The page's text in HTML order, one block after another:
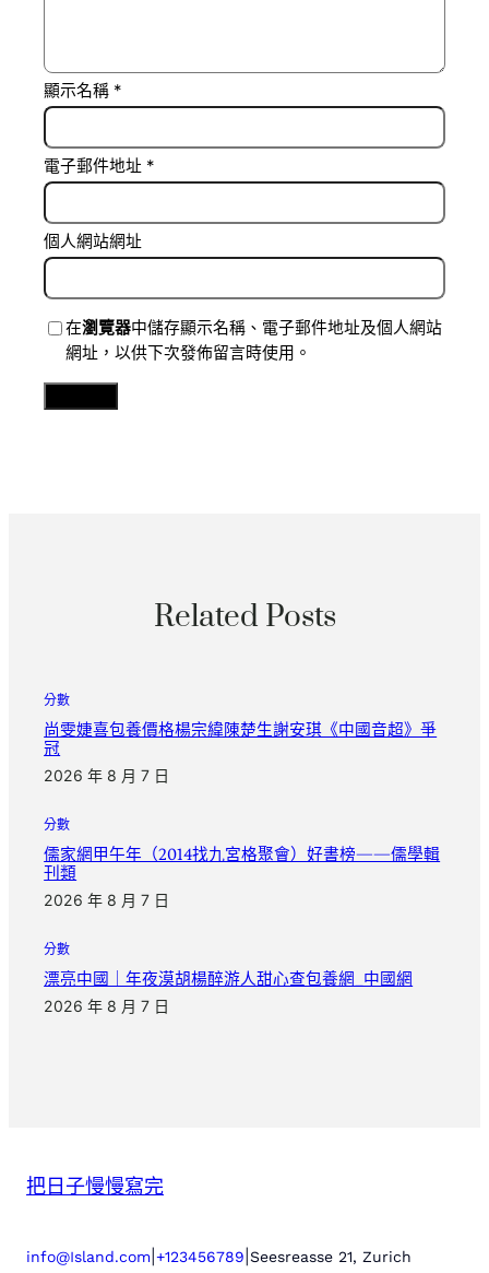
顯示名稱 *
電子郵件地址 *
個人網站網址
在瀏覽器中儲存顯示名稱、電子郵件地址及個人網站
網址，以供下次發佈留言時使用。
Related Posts
分數
尚雯婕喜包養價格楊宗緯陳楚生謝安琪《中國音超》爭
冠
2026 年 8 月 7 日
分數
儒家網甲午年（2014找九宮格聚會）好書榜——儒學輯
刊類
2026 年 8 月 7 日
分數
漂亮中國｜年夜漠胡楊醉游人甜心查包養網_中國網
2026 年 8 月 7 日
把日子慢慢寫完
info@Island.com +123456789 Seesreasse 21, Zurich